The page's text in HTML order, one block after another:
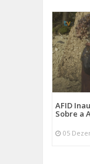
AFID
Sobre a
05